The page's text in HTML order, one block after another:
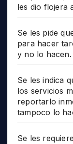
les dio flojera
Se les pide
para hacer
y no lo hacen.
Se les indica
los servicios
reportarlo
tampoco lo
Se les